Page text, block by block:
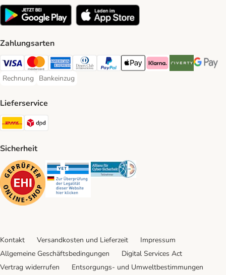
Zahlungsarten
Visa Payment Method
Mastercard Payment Method
American Express Payment Method
Diners Club Payment Method
PayPal Payment Method
Apple Pay Payment Method
Klarna Payment Method
Riverty Payment
Google
Rechnung
Rechnung Payment Method
Bankeinzug
Bankeinzug Payment Method
Lieferservice
DHL Shipping Method
Sicherheit
Security Security Security
Kontakt Versandkosten und Lieferzeit
Impressum
Allgemeine Geschäftsbedingungen
Digital Services Act
Vertrag widerrufen
Entsorgungs- und Umweltbestimmungen